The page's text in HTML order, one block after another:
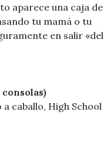
aparece una caja de
tu mamá o tu
en salir «del
consolas)
caballo, High School